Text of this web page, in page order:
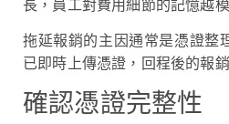
長，員工對費用細節的記憶越
拖延報銷的主因通常是憑證整
已即時上傳憑證，回程後的報
確認憑證完整性